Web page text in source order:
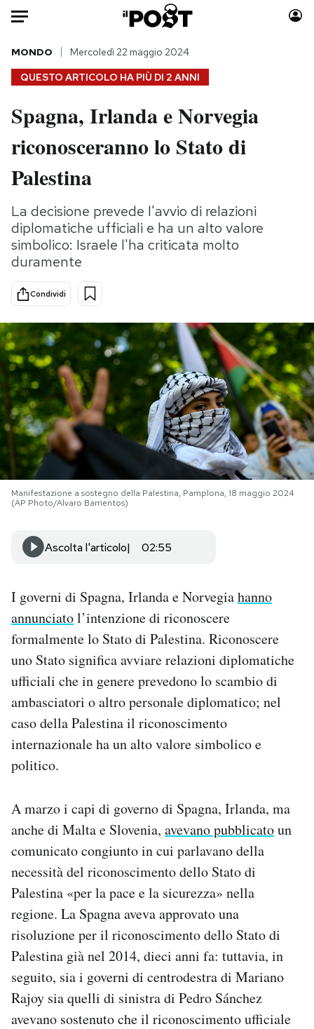
Auto
HOME
Italia
Politica
Tecnologia
Scienza
Cultura
Economia
Sport
Moda
Consumismi
Media
Europa
PODCAST
NEWSLETTER
I MIEI PREFERITI
SHOP
Area Personale
Newsletter
Notifiche mobile
Regala il Post
Hai bisogno di aiuto?
QUESTO ARTICOLO HA PIÙ DI 2 ANNI
MONDO Mercoledì 22 maggio 2024
Spagna, Irlanda e Norvegia
riconosceranno lo Stato di
Palestina
La decisione prevede l'avvio di relazioni
diplomatiche ufficiali e ha un alto valore
simbolico: Israele l'ha criticata molto
duramente
Condividi
Manifestazione a sostegno della Palestina, Pamplona, 18 maggio 2024
(AP Photo/Alvaro Barrientos)
Ascolta l'articolo 02:55
I governi di Spagna, Irlanda e Norvegiahanno
annunciatol’intenzione di riconoscere
formalmente lo Stato di Palestina. Riconoscere
uno Stato significa avviare relazioni diplomatiche
ufficiali che in genere prevedono lo scambio di
ambasciatori o altro personale diplomatico; nel
caso della Palestina il riconoscimento
internazionale ha un alto valore simbolico e
politico.
A marzo i capi di governo di Spagna, Irlanda, ma
anche di Malta e Slovenia, avevano pubblicatoun
comunicato congiunto in cui parlavano della
necessità del riconoscimento dello Stato di
Palestina «per la pace e la sicurezza» nella
regione. La Spagna aveva approvato una
risoluzione per il riconoscimento dello Stato di
Palestina già nel 2014, dieci anni fa: tuttavia, in
seguito, sia i governi di centrodestra di Mariano
Rajoy sia quelli di sinistra di Pedro Sánchez
avevano sostenuto che il riconoscimento ufficiale